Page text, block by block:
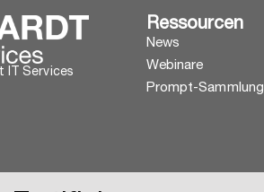
IT Services
Ressourcen
News
Webinare
Prompt-Sammlung